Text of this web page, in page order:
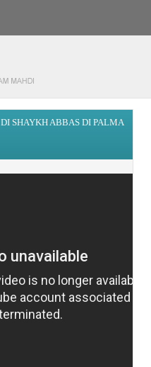
SHAYKH ABBAS DI PALMA